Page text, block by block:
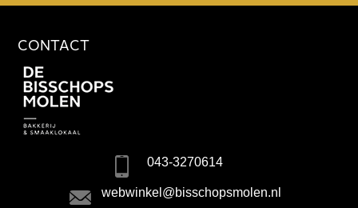
CONTACT
043-3270614
webwinkel@bisschopsmolen.nl